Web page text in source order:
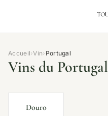
Accueil›Vin› Portugal
Vins du Portugal
Douro